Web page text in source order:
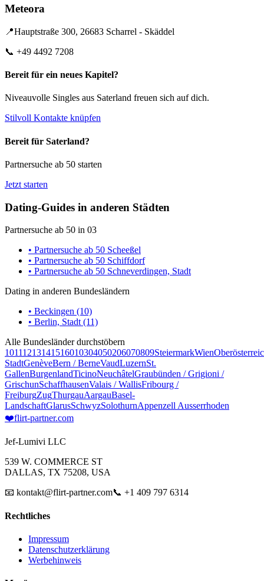
Meteora
📍Hauptstraße 300, 26683 Scharrel - Skäddel
📞 +49 4492 7208
Bereit für ein neues Kapitel?
Niveauvolle Singles aus Saterland freuen sich auf dich.
Stilvoll Kontakte knüpfen
Bereit für Saterland?
Partnersuche ab 50 starten
Jetzt starten
Dating-Guides in anderen Städten
Partnersuche ab 50 in 03
• Partnersuche ab 50 Scheeßel
• Partnersuche ab 50 Schiffdorf
• Partnersuche ab 50 Schneverdingen, Stadt
Dating in anderen Bundesländern
• Beckingen (10)
• Berlin, Stadt (11)
Alle Bundesländer durchstöbern
10111213141516010304050206070809SteiermarkWien
StadtGenèveBern / BerneVaudLuzernSt.
GallenBurgenlandTicinoNeuchâtelGraubünden / Grigioni /
GrischunSchaffhausenValais / WallisFribourg /
FreiburgZugThurgauAargauBasel-
LandschaftGlarusSchwyzSolothurnAppenzell Ausserrhoden
❤️flirt-partner.com
Jef-Lumivi LLC
539 W. COMMERCE ST
DALLAS, TX 75208, USA
📧 kontakt@flirt-partner.com📞 +1 409 797 6314
Rechtliches
Impressum
Datenschutzerklärung
Werbehinweis